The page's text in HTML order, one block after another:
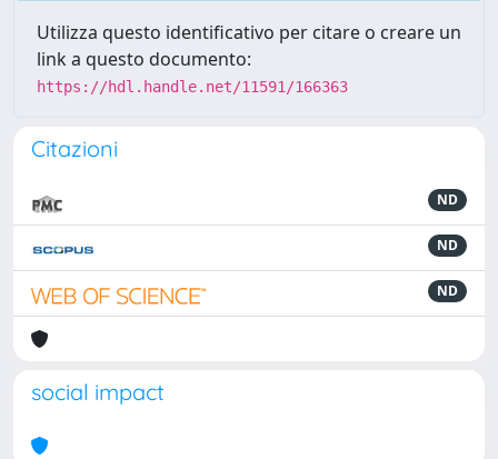
Utilizza questo identificativo per citare o creare un
link a questo documento:
https://hdl.handle.net/11591/166363
Citazioni
ND
ND
ND
social impact